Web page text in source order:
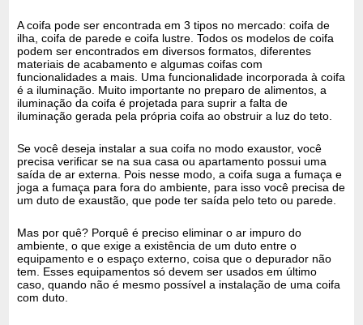
A coifa pode ser encontrada em 3 tipos no mercado: coifa de
ilha, coifa de parede e coifa lustre. Todos os modelos de coifa
podem ser encontrados em diversos formatos, diferentes
materiais de acabamento e algumas coifas com
funcionalidades a mais. Uma funcionalidade incorporada à coifa
é a iluminação. Muito importante no preparo de alimentos, a
iluminação da coifa é projetada para suprir a falta de
iluminação gerada pela própria coifa ao obstruir a luz do teto.
Se você deseja instalar a sua coifa no modo exaustor, você
precisa verificar se na sua casa ou apartamento possui uma
saída de ar externa. Pois nesse modo, a coifa suga a fumaça e
joga a fumaça para fora do ambiente, para isso você precisa de
um duto de exaustão, que pode ter saída pelo teto ou parede.
Mas por quê? Porquê é preciso eliminar o ar impuro do
ambiente, o que exige a existência de um duto entre o
equipamento e o espaço externo, coisa que o depurador não
tem. Esses equipamentos só devem ser usados em último
caso, quando não é mesmo possível a instalação de uma coifa
com duto.